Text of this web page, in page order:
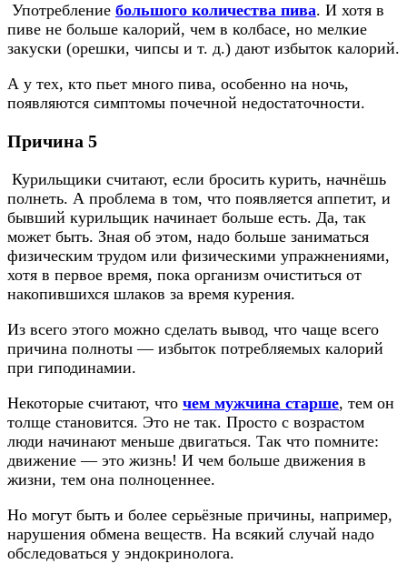
Употребление большого количества пива. И хотя в
пиве не больше калорий, чем в колбасе, но мелкие
закуски (орешки, чипсы и т. д.) дают избыток калорий.
А у тех, кто пьет много пива, особенно на ночь,
появляются симптомы почечной недостаточности.
Причина 5
Курильщики считают, если бросить курить, начнёшь
полнеть. А проблема в том, что появляется аппетит, и
бывший курильщик начинает больше есть. Да, так
может быть. Зная об этом, надо больше заниматься
физическим трудом или физическими упражнениями,
хотя в первое время, пока организм очиститься от
накопившихся шлаков за время курения.
Из всего этого можно сделать вывод, что чаще всего
причина полноты — избыток потребляемых калорий
при гиподинамии.
Некоторые считают, что чем мужчина старше, тем он
толще становится. Это не так. Просто с возрастом
люди начинают меньше двигаться. Так что помните:
движение — это жизнь! И чем больше движения в
жизни, тем она полноценнее.
Но могут быть и более серьёзные причины, например,
нарушения обмена веществ. На всякий случай надо
обследоваться у эндокринолога.